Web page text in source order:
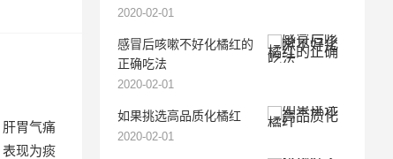
胃气痛
现为痰
2020-02-01
感冒后咳嗽不好化橘红的
正确吃法
2020-02-01
如果挑选高品质化橘红
2020-02-01